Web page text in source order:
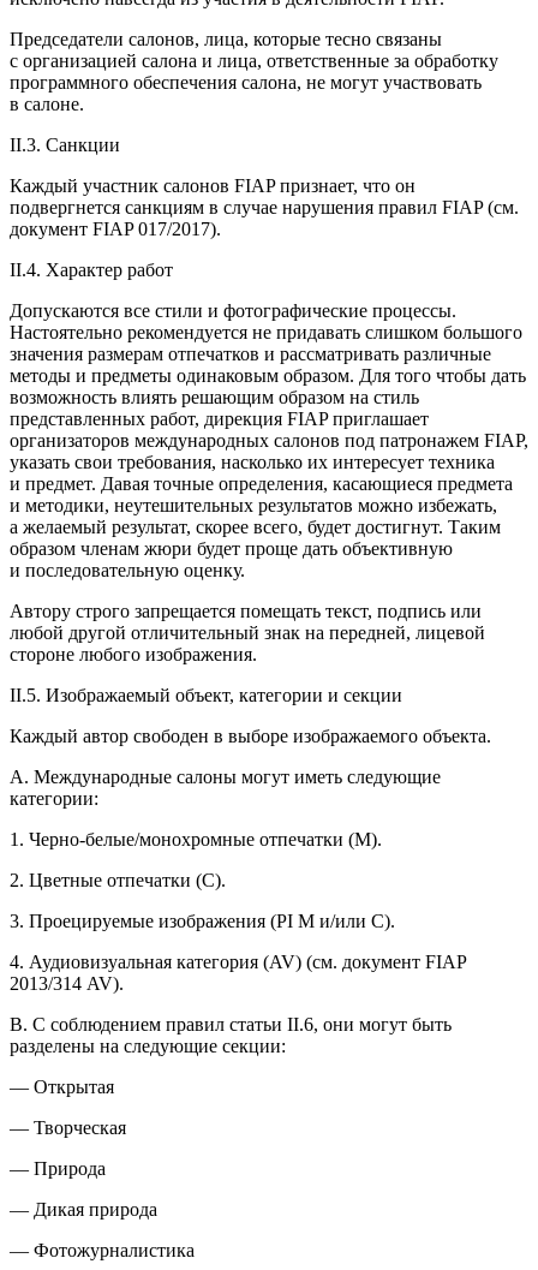
Председатели салонов, лица, которые тесно связаны
с организацией салона и лица, ответственные за обработку
программного обеспечения салона, не могут участвовать
в салоне.
II.3. Санкции
Каждый участник салонов FIAP признает, что он
подвергнется санкциям в случае нарушения правил FIAP (см.
документ FIAP 017/2017).
II.4. Характер работ
Допускаются все стили и фотографические процессы.
Настоятельно рекомендуется не придавать слишком большого
значения размерам отпечатков и рассматривать различные
методы и предметы одинаковым образом. Для того чтобы дать
возможность влиять решающим образом на стиль
представленных работ, дирекция FIAP приглашает
организаторов международных салонов под патронажем FIAP,
указать свои требования, насколько их интересует техника
и предмет. Давая точные определения, касающиеся предмета
и методики, неутешительных результатов можно избежать,
а желаемый результат, скорее всего, будет достигнут. Таким
образом членам жюри будет проще дать объективную
и последовательную оценку.
Автору строго запрещается помещать текст, подпись или
любой другой отличительный знак на передней, лицевой
стороне любого изображения.
II.5. Изображаемый объект, категории и секции
Каждый автор свободен в выборе изображаемого объекта.
A. Международные салоны могут иметь следующие
категории:
1. Черно-белые/монохромные отпечатки (M).
2. Цветные отпечатки (C).
3. Проецируемые изображения (PI M и/или C).
4. Аудиовизуальная категория (AV) (см. документ FIAP
2013/314 AV).
B. С соблюдением правил статьи II.6, они могут быть
разделены на следующие секции:
— Открытая
— Творческая
— Природа
— Дикая природа
— Фотожурналистика